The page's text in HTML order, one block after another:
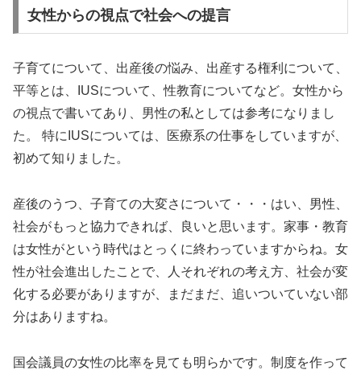
女性からの視点で社会への提言
子育てについて、出産後の悩み、出産する権利について、
平等とは、IUSについて、性教育についてなど。女性から
の視点で書いてあり、男性の私としては参考になりまし
た。 特にIUSについては、医療系の仕事をしていますが、
初めて知りました。
産後のうつ、子育ての大変さについて・・・はい、男性、
社会がもっと協力できれば、良いと思います。家事・教育
は女性がという時代はとっくに終わっていますからね。女
性が社会進出したことで、人それぞれの考え方、社会が変
化する必要がありますが、まだまだ、追いついていない部
分はありますね。
国会議員の女性の比率を見ても明らかです。制度を作って